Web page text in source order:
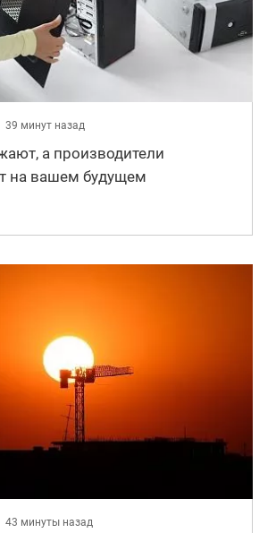
39 минут назад
а производители
на вашем будущем
43 минуты назад